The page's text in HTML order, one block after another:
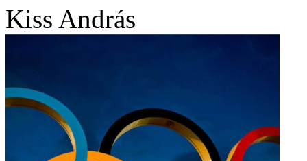
Kiss András